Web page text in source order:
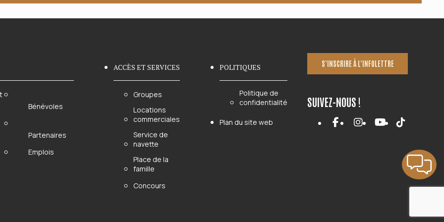
69.99$.41.99$.
Bénévoles
Partenaires
Emplois
ACCÈS ET SERVICES
Groupes
Locations
commerciales
Service de
navette
Place de la
famille
Concours
POLITIQUES
Politique de
confidentialité
Plan du site web
S’INSCRIRE À L’INFOLETTRE
SUIVEZ-NOUS !